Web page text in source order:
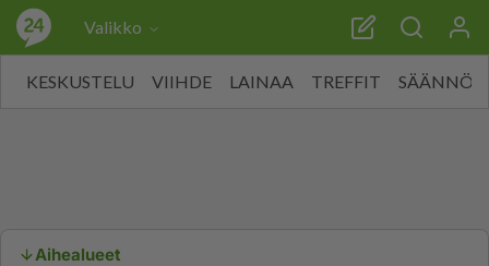
Valikko
KESKUSTELU VIIHDE LAINAA TREFFIT SÄÄNNÖT
Aihealueet